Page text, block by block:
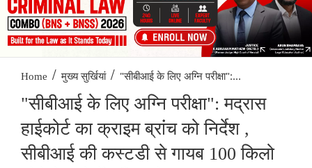
Home / मुख्य सुर्खियां / "सीबीआई के लिए अग्नि परीक्षा":...
"सीबीआई के लिए अग्नि परीक्षा": मद्रास
हाईकोर्ट का क्राइम ब्रांंच को निर्देश ,
सीबीआई की कस्टडी से गायब 100 किलो